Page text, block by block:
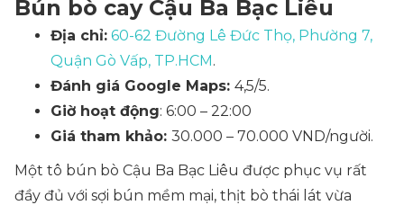
Bún bò cay Cậu Ba Bạc Liêu
Địa chỉ: 60-62 Đường Lê Đức Thọ, Phường 7,
Quận Gò Vấp, TP.HCM.
Đánh giá Google Maps: 4,5/5.
Giờ hoạt động: 6:00 – 22:00
Giá tham khảo: 30.000 – 70.000 VND/người.
Một tô bún bò Cậu Ba Bạc Liêu được phục vụ rất
đầy đủ với sợi bún mềm mại, thịt bò thái lát vừa